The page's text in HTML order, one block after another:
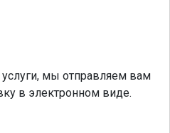
мы отправляем вам
в электронном виде.